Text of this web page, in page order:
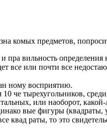
комых предметов,
пра вильность
все или почти все
ному восприятию.
че тырехугольников,
или наоборот,
вые фигуры
квад раты, то это